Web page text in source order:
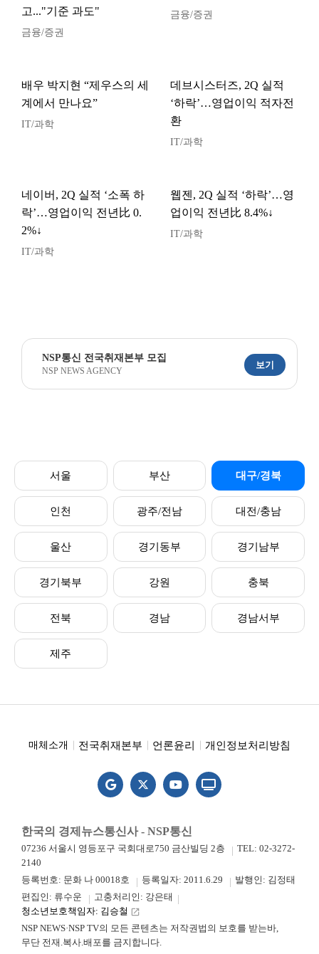
고..."기준 과도"
금융/증권
금융/증권
배우 박지현 “제우스의 세
계에서 만나요”
IT/과학
데브시스터즈, 2Q 실적
‘하락’…영업이익 적자전
환
IT/과학
네이버, 2Q 실적 ‘소폭 하
락’…영업이익 전년比 0.
2%↓
IT/과학
웹젠, 2Q 실적 ‘하락’…영
업이익 전년比 8.4%↓
IT/과학
NSP통신 전국취재본부 모집
NSP NEWS AGENCY
보기
서울 부산 대구/경북
인천 광주/전남 대전/충남
울산 경기동부 경기남부
경기북부 강원 충북
전북 경남 경남서부
제주
매체소개 전국취재본부 언론윤리 개인정보처리방침
한국의 경제뉴스통신사 - NSP통신
07236 서울시 영등포구 국회대로750 금산빌딩 2층
TEL: 02-3272-
2140
등록번호: 문화 나 00018호
등록일자: 2011.6.29
발행인: 김정태
편집인: 류수운
고충처리인: 강은태
청소년보호책임자: 김승철 launch
NSP NEWS·NSP TV의 모든 콘텐츠는 저작권법의 보호를 받는바,
무단 전재.복사.배포를 금지합니다.